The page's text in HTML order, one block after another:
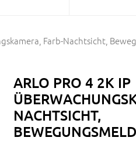
Farb-Nachtsicht,
ARLO PRO 4 2K IP
NACHTSICHT,